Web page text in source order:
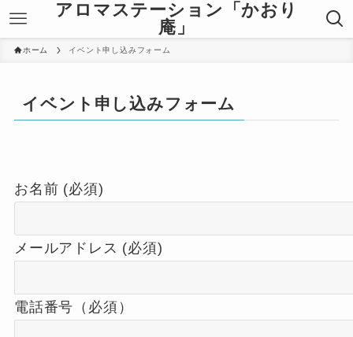
アロマステーション「かおり
庵」
ホーム イベント申し込みフォーム
イベント申し込みフォーム
お名前 (必須)
メールアドレス (必須)
電話番号（必須）